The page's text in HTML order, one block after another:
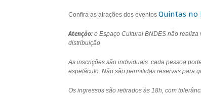
Confira as atrações dos eventos Quintas no
Atenção:o Espaço Cultural BNDES não realiza
distribuição
As inscrições são individuais: cada pessoa
espetáculo. Não são permitidas reservas para
Os ingressos são retirados às 18h, com